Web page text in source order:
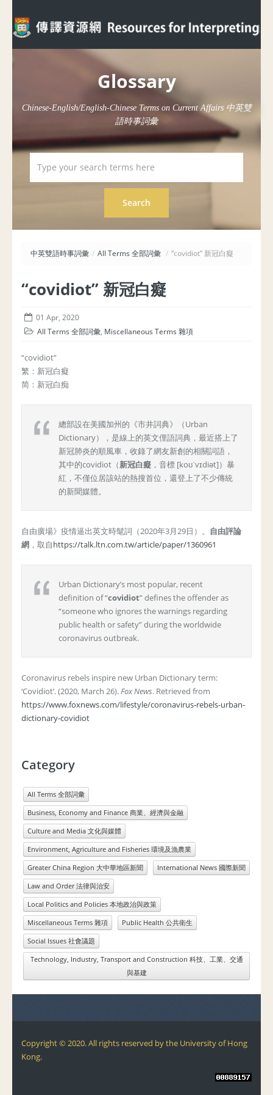
Glossary
Chinese-English/English-Chinese Terms on Current Affairs 中英雙
語時事詞彙
中英雙語時事詞彙 / All Terms 全部詞彙 / “covidiot” 新冠白癡
“covidiot” 新冠白癡
01 Apr, 2020
All Terms 全部詞彙, Miscellaneous Terms 雜項
“covidiot”
繁：新冠白癡
简：新冠白痴
總部設在美國加州的《市井詞典》（Urban
Dictionary），是線上的英文俚語詞典，最近搭上了
新冠肺炎的順風車，收錄了網友新創的相關詞語，
其中的covidiot（新冠白癡 ，音標 [koʊˈvɪdiət]）暴
紅，不僅位居該站的熱搜首位，還登上了不少傳統
的新聞媒體。
自由廣場》疫情逼出英文時髦詞（2020年3月29日）。 自由評論
網 ，取自https://talk.ltn.com.tw/article/paper/1360961
Urban Dictionary’s most popular, recent
definition of “covidiot” defines the offender as
“someone who ignores the warnings regarding
public health or safety” during the worldwide
coronavirus outbreak.
Coronavirus rebels inspire new Urban Dictionary term:
‘Covidiot’. (2020, March 26).Fox News. Retrieved from
https://www.foxnews.com/lifestyle/coronavirus-rebels-urban-
dictionary-covidiot
Category
All Terms 全部詞彙
Business, Economy and Finance 商業、經濟與金融
Culture and Media 文化與媒體
Environment, Agriculture and Fisheries 環境及漁農業
Greater China Region 大中華地區新聞
International News 國際新聞
Law and Order 法律與治安
Local Politics and Policies 本地政治與政策
Miscellaneous Terms 雜項
Public Health 公共衛生
Social Issues 社會議題
Technology, Industry, Transport and Construction 科技、工業、交通
與基建
Copyright © 2020. All rights reserved by the University of Hong
Kong.